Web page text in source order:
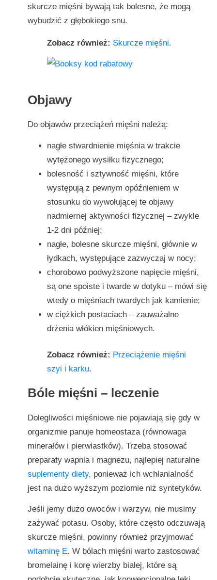
skurcze mięśni bywają tak bolesne, że mogą
wybudzić z głębokiego snu.
Zobacz również: Skurcze mięśni.
Objawy
Do objawów przeciążeń mięśni należą:
nagłe stwardnienie mięśnia w trakcie
wytężonego wysiłku fizycznego;
bolesność i sztywność mięśni, które
występują z pewnym opóźnieniem w
stosunku do wywołującej te objawy
nadmiernej aktywności fizycznej – zwykle
1-2 dni później;
nagłe, bolesne skurcze mięśni, głównie w
łydkach, występujące zazwyczaj w nocy;
chorobowo podwyższone napięcie mięśni,
są one spoiste i twarde w dotyku – mówi się
wtedy o mięśniach twardych jak kamienie;
w ciężkich postaciach – zauważalne
drżenia włókien mięśniowych.
Zobacz również: Przeciążenie mięśni
szyi i karku.
Bóle mięśni – leczenie
Dolegliwości mięśniowe nie pojawiają się gdy w
organizmie panuje homeostaza (równowaga
minerałów i pierwiastków). Trzeba stosować
preparaty wapnia i magnezu, najlepiej naturalne
suplementy diety, ponieważ ich wchłanialność
jest na dużo wyższym poziomie niż syntetyków.
Jeśli jemy dużo owoców i warzyw, nie musimy
zażywać potasu. Osoby, które często odczuwają
skurcze mięśni, powinny również przyjmować
witaminę E. W bólach mięśni warto zastosować
bromelainę i korę wierzby białej, które są